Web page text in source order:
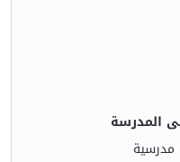
المدرسة
مدرسية